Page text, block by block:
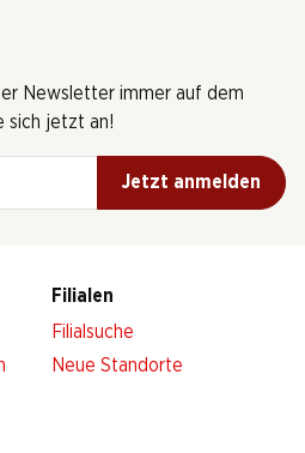
Newsletter immer auf dem
sich jetzt an!
Jetzt anmelden
Filialen
Filialsuche
Neue Standorte